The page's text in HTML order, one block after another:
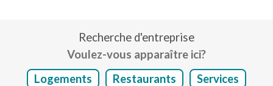
Recherche d'entreprise
Voulez-vous apparaître ici?
Logements
Restaurants Services